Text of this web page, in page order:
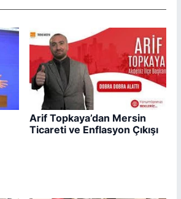
Arif Topkaya’dan Mersin
Ticareti ve Enflasyon Çıkışı